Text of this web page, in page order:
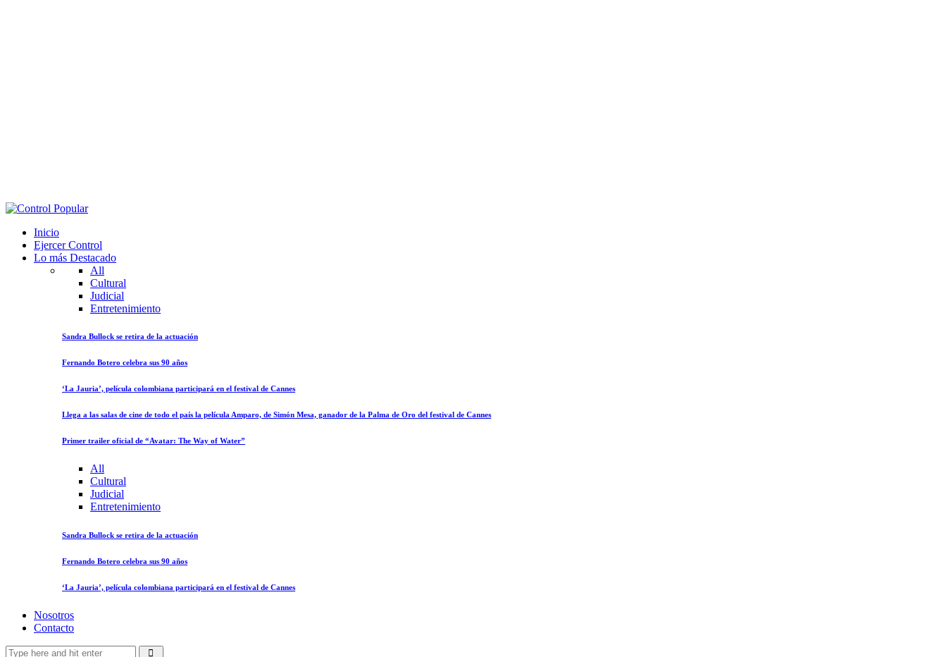
Inicio
Ejercer Control
Lo más Destacado
All
Cultural
Judicial
Entretenimiento
Sandra Bullock se retira de la actuación
Fernando Botero celebra sus 90 años
‘La Jauria’, película colombiana participará en el festival de Cannes
Llega a las salas de cine de todo el país la película Amparo, de Simón Mesa, ganador de la Palma de Oro del festival de Cannes
Primer trailer oficial de “Avatar: The Way of Water”
All
Cultural
Judicial
Entretenimiento
Sandra Bullock se retira de la actuación
Fernando Botero celebra sus 90 años
‘La Jauria’, película colombiana participará en el festival de Cannes
Nosotros
Contacto